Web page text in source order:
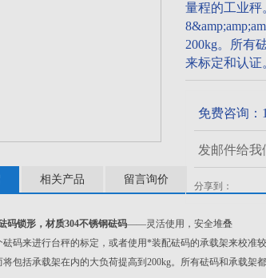
量程的工业秤
200kg。所有
来标定和认证
免费咨询：
发邮件给我
分享到：
相关产品 留言询价
码锁形，材质304不锈钢砝码——灵活使用，安全堆叠
砝码来进行台秤的标定，或者使用*装配砝码的承载架来校准
包括承载架在内的大负荷提高到200kg。所有砝码和承载架